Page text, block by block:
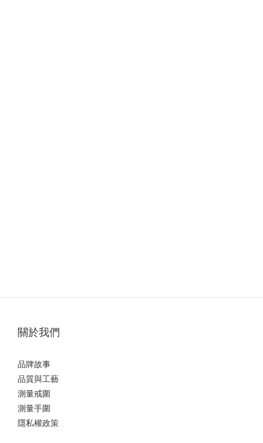
關於我們
品牌故事
品質與工藝
測量戒圍
測量手圍
隱私權政策